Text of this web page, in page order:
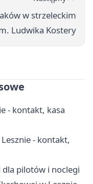
w strzeleckim
Ludwika Kostery
- kontakt, kasa
- kontakt,
dla pilotów i noclegi